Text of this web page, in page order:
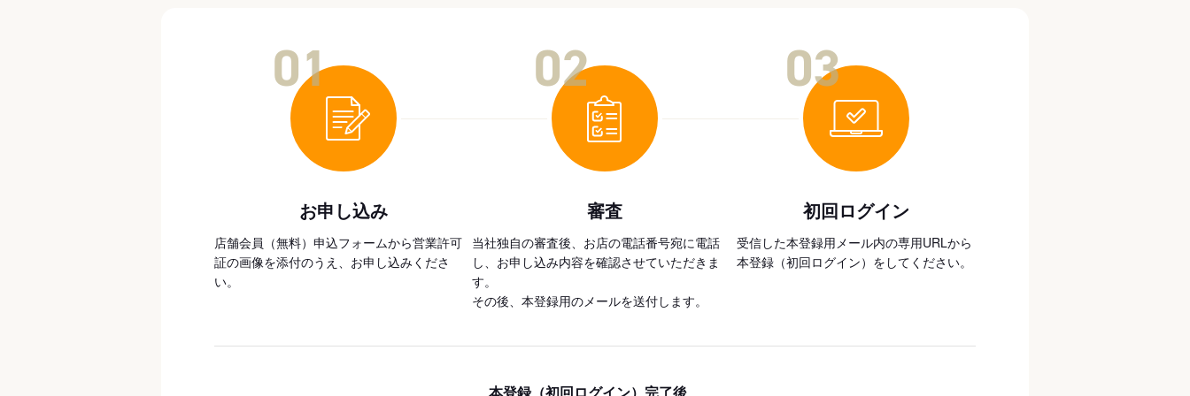
お申し込み
店舗会員（無料）申込フォームから営業許可
証の画像を添付のうえ、お申し込みくださ
い。
審査
当社独自の審査後、お店の電話番号宛に電話
し、お申し込み内容を確認させていただきま
す。
その後、本登録用のメールを送付します。
初回ログイン
受信した本登録用メール内の専用URLから
本登録（初回ログイン）をしてください。